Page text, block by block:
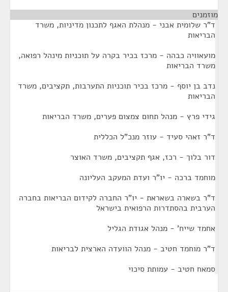
מוזמנים
ד"ר שלומית אבני - מנהלת האגף לתכנון מדיניות, משרד
הבריאות
מועאוויה כבהה - מרכז בכיר בקרה על תוכניות מינהל רפואה,
משרד הבריאות
נדב בן יוסף - מרכז בכיר תוכניות התערבות, תקציבים, משרד
הבריאות
גידי פרץ - מנהל תחום צמצום פערים, משרד הבריאות
ד"ר זאהי סעיד - עוזר מנכ"ל הכללית
דור בלוך - רכז, אגף תקציבים, משרד האוצר
מוחמד ברכה - יו"ר ועדת המעקב העליונה
ד"ר בשארה בשאראת - יו"ר החברה לקידום הבריאות בחברה
הערבית בהסתדרות הרפואית בישראל
אחמד שייח' - מנהל אגודת הגליל
ד"ר מוחמד חטיב - מנהל הוועדה הארצית לבריאות
סמאח חטיב - עמותת סיכוי